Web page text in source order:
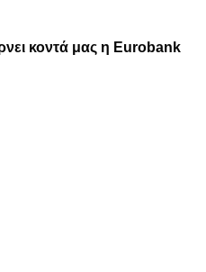
κοντά μας η Eurobank